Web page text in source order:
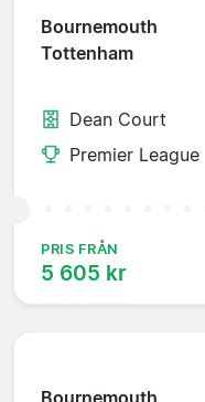
Bournemouth
Tottenham
Dean Court
Premier League
PRIS FRÅN
5 605 kr